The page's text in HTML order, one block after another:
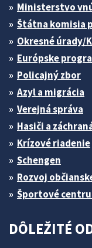
Ministerstvo
Štátna komisia
Okresné úrady/
Európske
Policajný zbor
Azyl a migrácia
Verejná správa
Hasiči a
Krízové riadenie
Schengen
Rozvoj
Športové
DÔLEŽITÉ